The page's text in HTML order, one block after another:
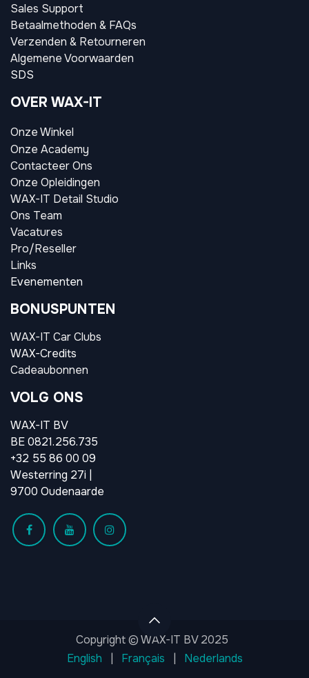
Sales Support
Betaalmethoden & FAQs
Verzenden & Retourneren
Algemene Voorwaarden
SDS
OVER WAX-IT
Onze Winkel
Onze Academy
Contacteer Ons
Onze Opleidingen
WAX-IT Detail Studio
Ons Team
Vacatures
Pro/Reseller
Links
Evenementen
BONUSPUNTEN
WAX-IT Car Clubs
WAX-Credits
Cadeaubonnen
VOLG ONS
WAX-IT BV
BE 0821.256.735
+32 55 86 00 09
Westerring 27i |
9700 Oudenaarde
Copyright © WAX-IT BV 2025
English
Français Nederlands